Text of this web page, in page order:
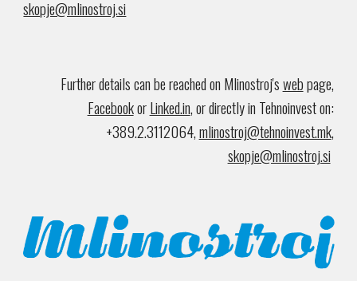
skopje@mlinostroj.si
Further details can be reached on Mlinostroj'swebpage,
Facebookor Linked.in, ordirectly in Tehnoinvest on:
+389.2.3112064,mlinostroj@tehnoinvest.mk,
skopje@mlinostroj.si